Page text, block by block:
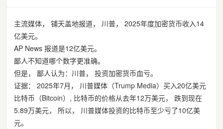
主流媒体， 铺天盖地报道， 川普， 2025年度加密货币收入14
亿美元。
AP News 报道是12亿美元。
鄙人不知道哪个数字更准确。
但是， 鄙人认为：川普， 投资加密货币血亏。
证据： 2025年7月， 川普媒体（Trump Media）买入20亿美元
比特币（Bitcoin）, 比特币的价格从去年12万美元， 跌到现在
5.89万美元， 所以， 川普媒体投资的比特币至少亏了10亿美
元。